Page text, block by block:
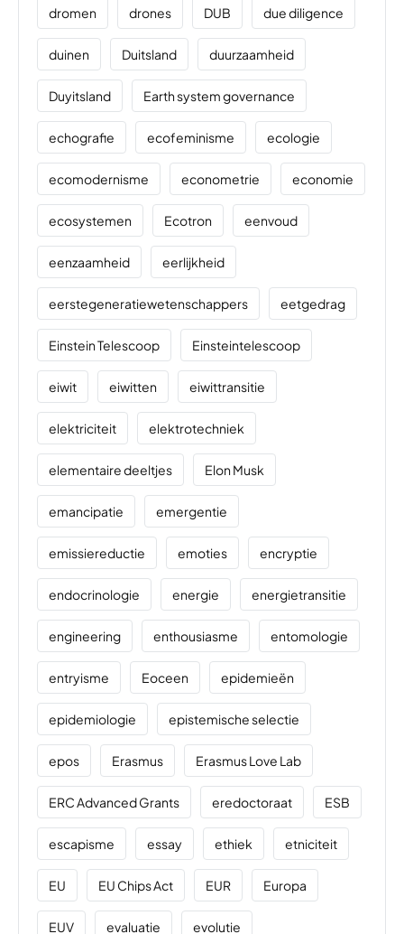
dromen drones DUB due diligence
duinen Duitsland duurzaamheid
Duyitsland Earth system governance
echografie ecofeminisme ecologie
ecomodernisme econometrie economie
ecosystemen Ecotron eenvoud
eenzaamheid eerlijkheid
eerstegeneratiewetenschappers eetgedrag
Einstein Telescoop Einsteintelescoop
eiwit eiwitten eiwittransitie
elektriciteit elektrotechniek
elementaire deeltjes Elon Musk
emancipatie emergentie
emissiereductie emoties encryptie
endocrinologie energie energietransitie
engineering enthousiasme entomologie
entryisme Eoceen epidemieën
epidemiologie epistemische selectie
epos Erasmus Erasmus Love Lab
ERC Advanced Grants eredoctoraat ESB
escapisme essay ethiek etniciteit
EU EU Chips Act EUR Europa
EUV evaluatie evolutie